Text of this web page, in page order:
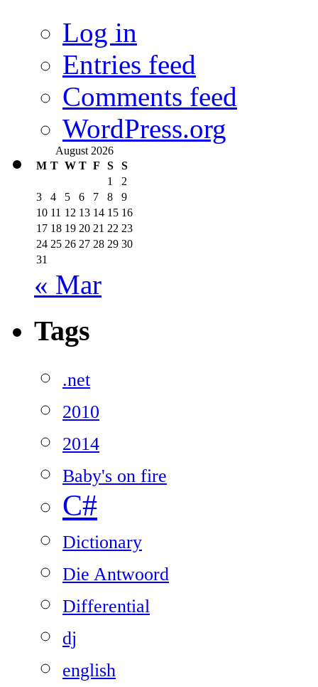
Log in
Entries feed
Comments feed
WordPress.org
August 2026
M T W T F S
S
1
2
3
4 5 6 7 8
9
10 11 12 13 14 15 16
17 18 19 20 21 22 23
24 25 26 27 28 29 30
31
« Mar
Tags
.net
2010
2014
Baby's on fire
C#
Dictionary
Die Antwoord
Differential
dj
english